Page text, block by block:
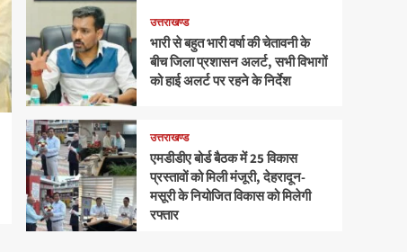
उत्तराखण्ड
भारी से बहुत भारी वर्षा की चेतावनी के
बीच जिला प्रशासन अलर्ट, सभी विभागों
को हाई अलर्ट पर रहने के निर्देश
उत्तराखण्ड
एमडीडीए बोर्ड बैठक में 25 विकास
प्रस्तावों को मिली मंजूरी, देहरादून-
मसूरी के नियोजित विकास को मिलेगी
रफ्तार